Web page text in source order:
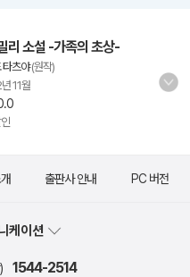
리 소설 -가족의 초상-
타츠야(원작)
11월
출판사 안내 PC 버전
케이션
1544-2514